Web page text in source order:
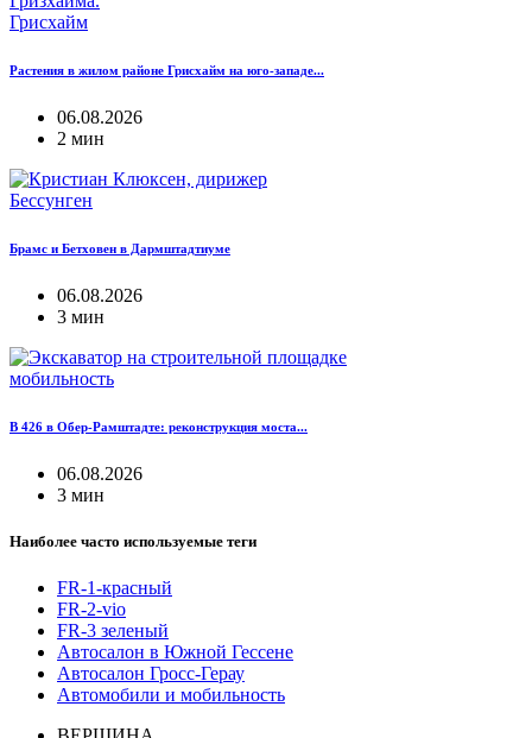
Грисхайм
Растения в жилом районе Грисхайм на юго-западе...
06.08.2026
2 мин
Бессунген
Брамс и Бетховен в Дармштадтиуме
06.08.2026
3 мин
мобильность
B 426 в Обер-Рамштадте: реконструкция моста...
06.08.2026
3 мин
Наиболее часто используемые теги
FR-1-красный
FR-2-vio
FR-3 зеленый
Автосалон в Южной Гессене
Автосалон Гросс-Герау
Автомобили и мобильность